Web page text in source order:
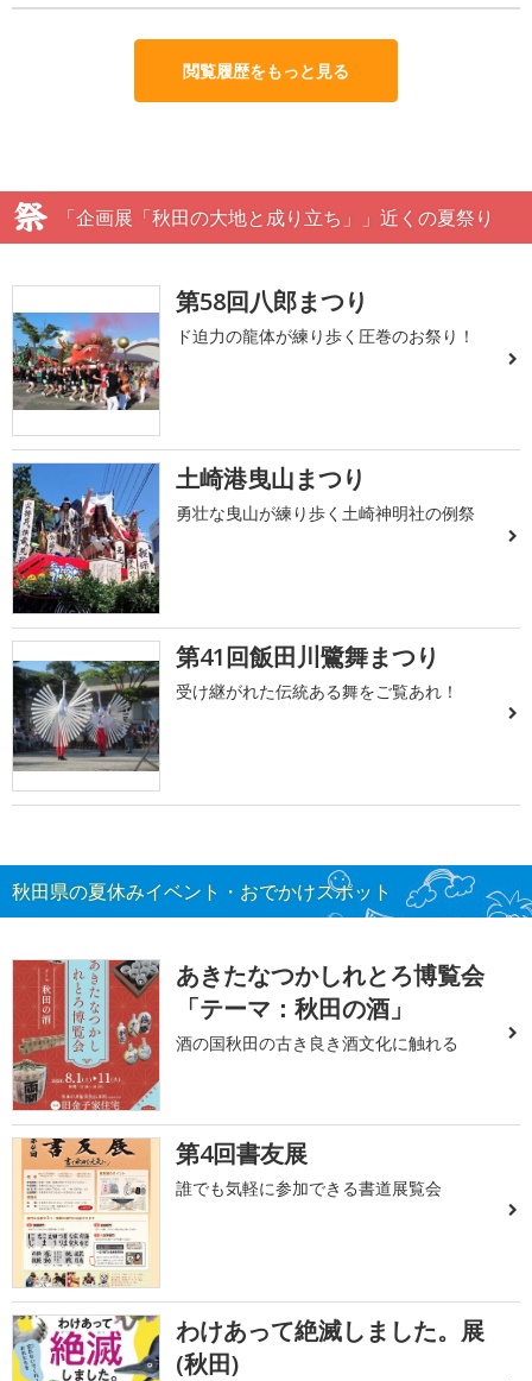
閲覧履歴をもっと見る
「企画展「秋田の大地と成り立ち」」近くの夏祭り
第58回八郎まつり
ド迫力の龍体が練り歩く圧巻のお祭り！
土崎港曳山まつり
勇壮な曳山が練り歩く土崎神明社の例祭
第41回飯田川鷺舞まつり
受け継がれた伝統ある舞をご覧あれ！
秋田県の夏休みイベント・おでかけスポット
あきたなつかしれとろ博覧会
「テーマ：秋田の酒」
酒の国秋田の古き良き酒文化に触れる
第4回書友展
誰でも気軽に参加できる書道展覧会
わけあって絶滅しました。展
(秋田)